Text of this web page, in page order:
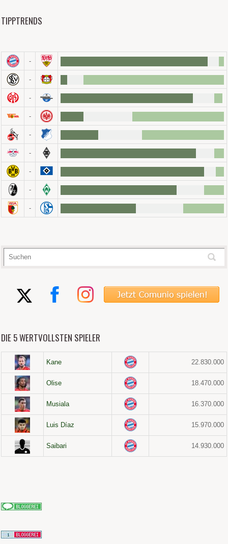
TIPPTRENDS
-
-
-
-
-
-
-
-
-
DIE 5 WERTVOLLSTEN SPIELER
Kane 22.830.000
Olise 18.470.000
Musiala 16.370.000
Luis Díaz 15.970.000
Saibari 14.930.000